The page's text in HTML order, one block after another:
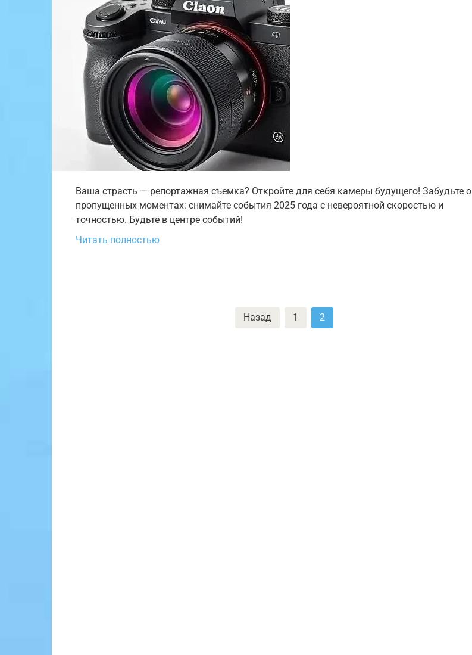
Ваша страсть — репортажная съемка? Откройте для себя камеры будущего! Забудьте о
пропущенных моментах: снимайте события 2025 года с невероятной скоростью и
точностью. Будьте в центре событий!
Читать полностью
Назад 1 2